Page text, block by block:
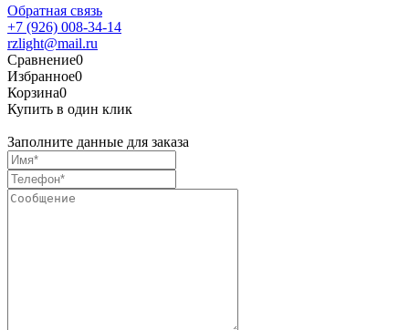
Обратная связь
+7 (926) 008-34-14
rzlight@mail.ru
Сравнение0
Избранное0
Корзина0
Купить в один клик
Заполните данные для заказа